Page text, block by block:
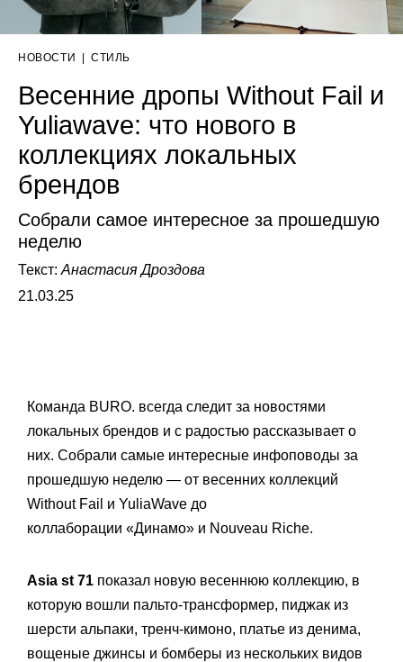
НОВОСТИ | СТИЛЬ
Весенние дропы Without Fail и
Yuliawave: что нового в
коллекциях локальных
брендов
Собрали самое интересное за прошедшую
неделю
Текст: Анастасия Дроздова
21.03.25
Команда BURO. всегда следит за новостями
локальных брендов и с радостью рассказывает о
них. Собрали самые интересные инфоповоды за
прошедшую неделю — от весенних коллекций
Without Fail и YuliaWave до
коллаборации «Динамо» и Nouveau Riche.
Asia st 71 показал новую весеннюю коллекцию, в
которую вошли пальто-трансформер, пиджак из
шерсти альпаки, тренч-кимоно, платье из денима,
вощеные джинсы и бомберы из нескольких видов